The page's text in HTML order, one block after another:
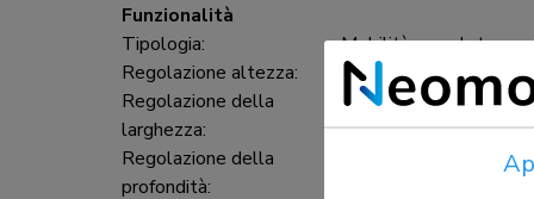
Funzionalità
Tipologia:
Mobilità completa
Regolazione altezza:
7,3-48,1 cm
Regolazione della
larghezza:
0-82,5 cm
Regolazione della
profondità: